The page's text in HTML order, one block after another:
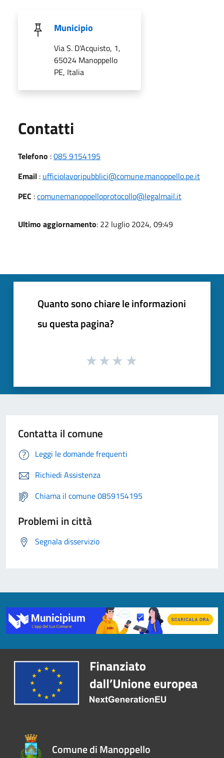
Municipio
Via S. D'Acquisto, 1,
65024 Manoppello
PE, Italia
Contatti
Telefono :085 9154195
Email : ufficiolavoripubblici@comune.manoppello.pe.it
PEC :comunemanoppelloprotocollo@legalmail.it
Ultimo aggiornamento: 22 luglio 2024, 09:49
Quanto sono chiare le informazioni
su questa pagina?
Contatta il comune
Leggi le domande frequenti
Richiedi Assistenza
Chiama il comune 0859154195
Problemi in città
Segnala disservizio
Comune di Manoppello